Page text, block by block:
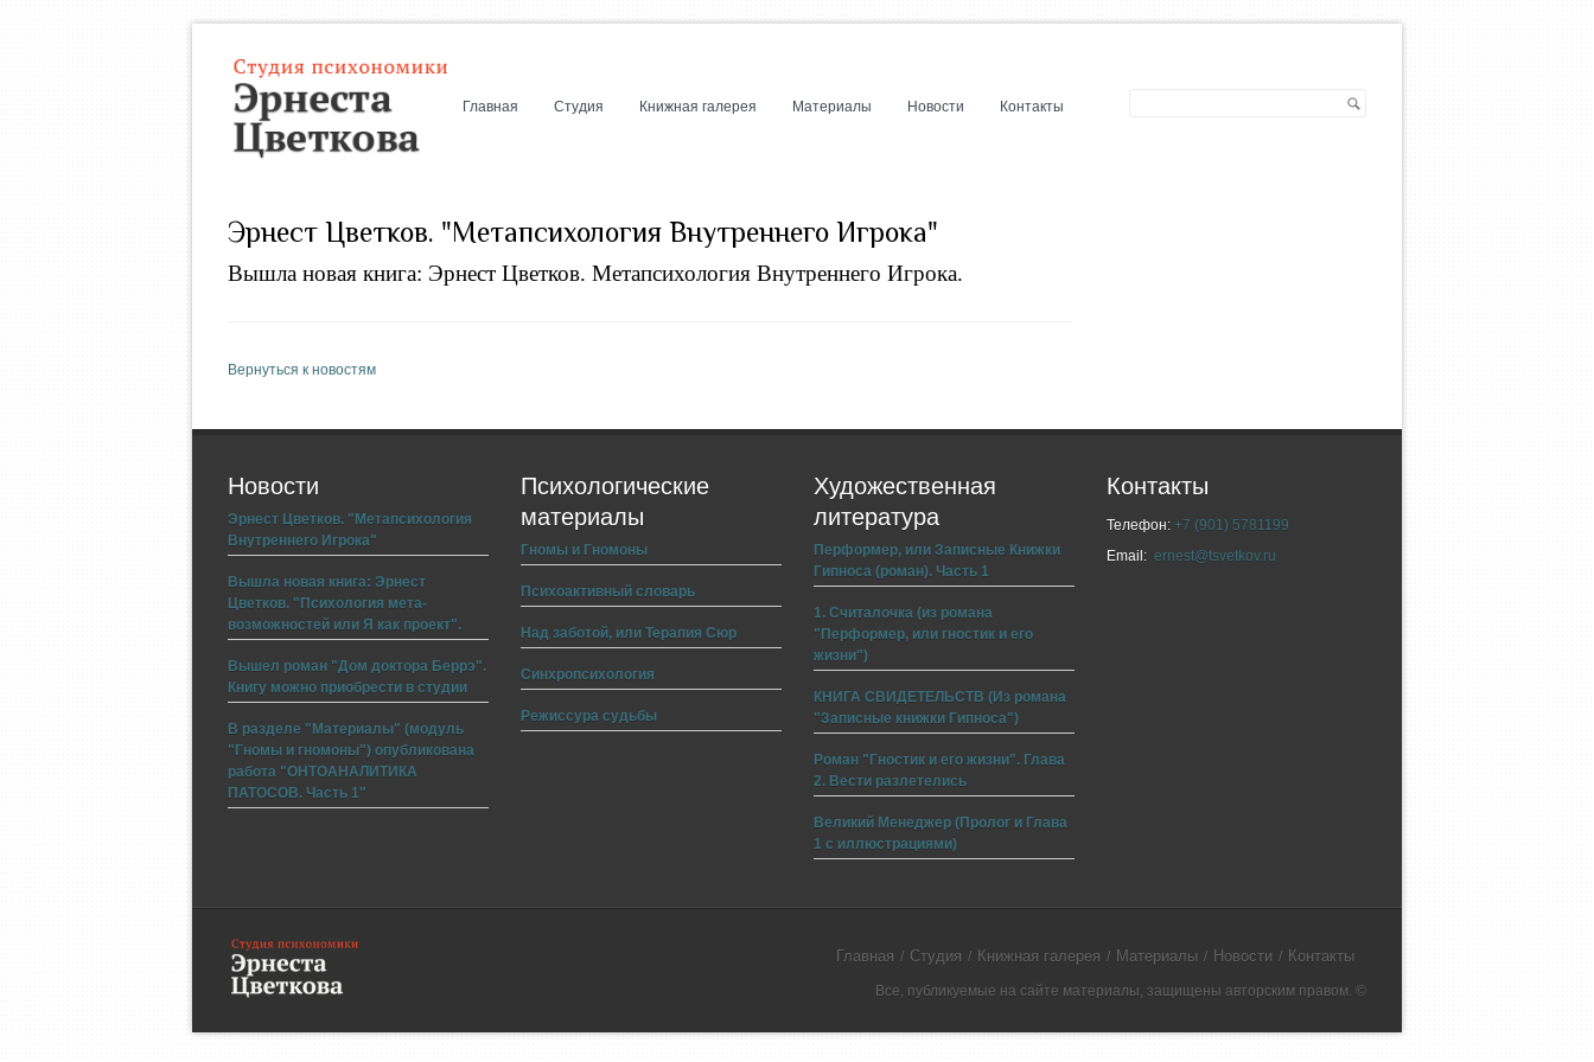
Главная Студия Книжная галерея Материалы Новости Контакты
Эрнест Цветков. "Метапсихология Внутреннего Игрока"
Вышла новая книга: Эрнест Цветков. Метапсихология Внутреннего Игрока.
Вернуться к новостям
Новости
Эрнест Цветков. "Метапсихология
Внутреннего Игрока"
Вышла новая книга: Эрнест
Цветков. "Психология мета-
возможностей или Я как проект".
Вышел роман "Дом доктора Беррэ".
Книгу можно приобрести в студии
В разделе "Материалы" (модуль
"Гномы и гномоны") опубликована
работа "ОНТОАНАЛИТИКА
ПАТОСОВ. Часть 1"
Психологические
материалы
Гномы и Гномоны
Психоактивный словарь
Над заботой, или Терапия Сюр
Синхропсихология
Режиссура судьбы
Художественная
литература
Перформер, или Записные Книжки
Гипноса (роман). Часть 1
1. Считалочка (из романа
"Перформер, или гностик и его
жизни")
КНИГА СВИДЕТЕЛЬСТВ (Из романа
"Записные книжки Гипноса")
Роман "Гностик и его жизни". Глава
2. Вести разлетелись
Великий Менеджер (Пролог и Глава
1 с иллюстрациями)
Контакты
Телефон: +7 (901) 5781199
Email: ernest@tsvetkov.ru
Главная Студия Книжная галерея Материалы Новости Контакты
Все, публикуемые на сайте материалы, защищены авторским правом. ©